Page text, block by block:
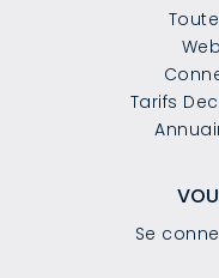
Tarifs
Se